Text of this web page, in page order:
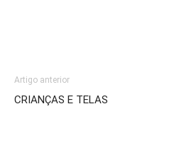
Artigo anterior
CRIANÇAS E TELAS